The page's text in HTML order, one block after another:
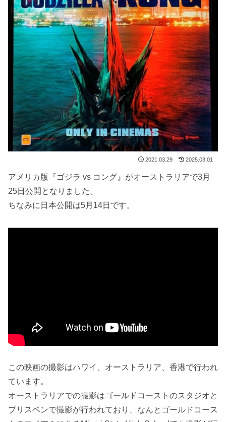
2021.03.29 2025.03.01
アメリカ版『ゴジラ vs コング』がオーストラリアで3月
25日公開となりました。
ちなみに日本公開は5月14日です。
この映画の撮影はハワイ、オーストラリア、香港で行われ
ています。
オーストラリアでの撮影はゴールドコーストのスタジオと
ブリスベンで撮影が行われており、なんとゴールドコース